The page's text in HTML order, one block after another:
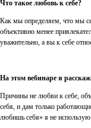
Что такое любовь к себе?
Как мы определяем, что мы
объективно менее
уважительно, а вы к себе
На этом вебинаре я
Причины не любви к себе,
себя, и дам только
любишь себя» я не